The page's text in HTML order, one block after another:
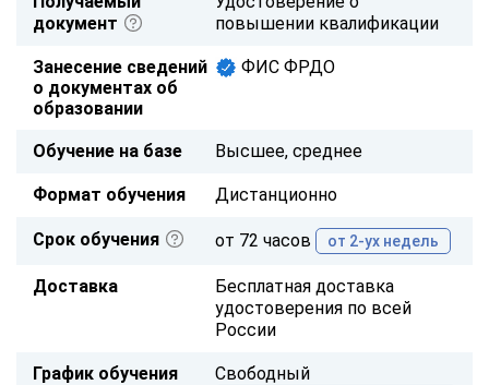
документ
повышении квалификации
Занесение сведений
о документах об
образовании
ФИС ФРДО
Обучение на базе Высшее, среднее
Формат обучения Дистанционно
Срок обучения от 72 часов от 2-ух недель
Доставка
Бесплатная доставка
удостоверения по всей
России
График обучения Свободный